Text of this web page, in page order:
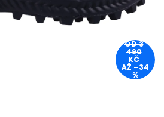
OD 3
490
KČ
AŽ –34
%